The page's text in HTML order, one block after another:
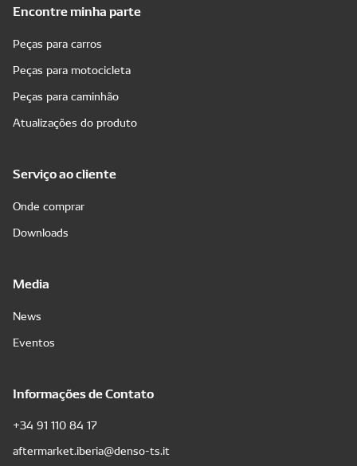
Encontre minha parte
Peças para carros
Peças para motocicleta
Peças para caminhão
Atualizações do produto
Serviço ao cliente
Onde comprar
Downloads
Media
News
Eventos
Informações de Contato
+34 91 110 84 17
aftermarket.iberia@denso-ts.it